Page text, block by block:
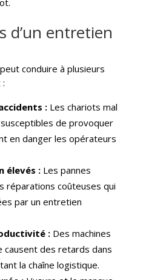
d’un entretien
conduire à plusieurs
:Les chariots mal
de provoquer
en danger les opérateurs
élevés :Les pannes
réparations coûteuses qui
par un entretien
:Des machines
causent des retards dans
la chaîne logistique.